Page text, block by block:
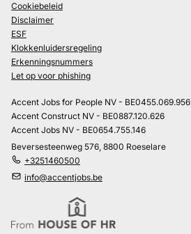
Cookiebeleid
Disclaimer
ESF
Klokkenluidersregeling
Erkenningsnummers
Let op voor phishing
Accent Jobs for People NV - BE0455.069.956
Accent Construct NV - BE0887.120.626
Accent Jobs NV - BE0654.755.146
Beversesteenweg 576, 8800 Roeselare
+3251460500
info@accentjobs.be